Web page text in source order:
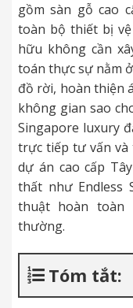
gồm sàn gỗ cao
toàn bộ thiết bị
hữu không cần
toán thực sự nằm
đồ rời, hoàn thiện
không gian sao
Singapore luxury
trực tiếp tư vấn và
dự án cao cấp
thất như Endless
thuật hoàn toàn
thường.
Tóm tắt: